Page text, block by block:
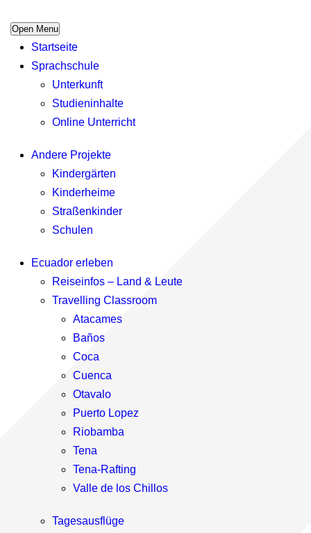
Open Menu
Startseite
Sprachschule
Unterkunft
Studieninhalte
Online Unterricht
Andere Projekte
Kindergärten
Kinderheime
Straßenkinder
Schulen
Ecuador erleben
Reiseinfos – Land & Leute
Travelling Classroom
Atacames
Baños
Coca
Cuenca
Otavalo
Puerto Lopez
Riobamba
Tena
Tena-Rafting
Valle de los Chillos
Tagesausflüge